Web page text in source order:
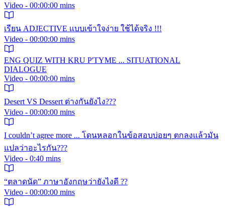
Video - 00:00:00 mins
เรียน ADJECTIVE แบบเข้าใจง่าย ใช้ได้จริง !!!
Video - 00:00:00 mins
ENG QUIZ WITH KRU P'TYME ... SITUATIONAL
DIALOGUE
Video - 00:00:00 mins
Desert VS Dessert ต่างกันยังไง???
Video - 00:00:00 mins
I couldn’t agree more ... โดนหลอกในข้อสอบบ่อยๆ ตกลงแล้วมัน
แปลว่าอะไรกัน???
Video - 0:40 mins
“ตลาดนัด” ภาษาอังกฤษว่ายังไงดี ??
Video - 00:00:00 mins